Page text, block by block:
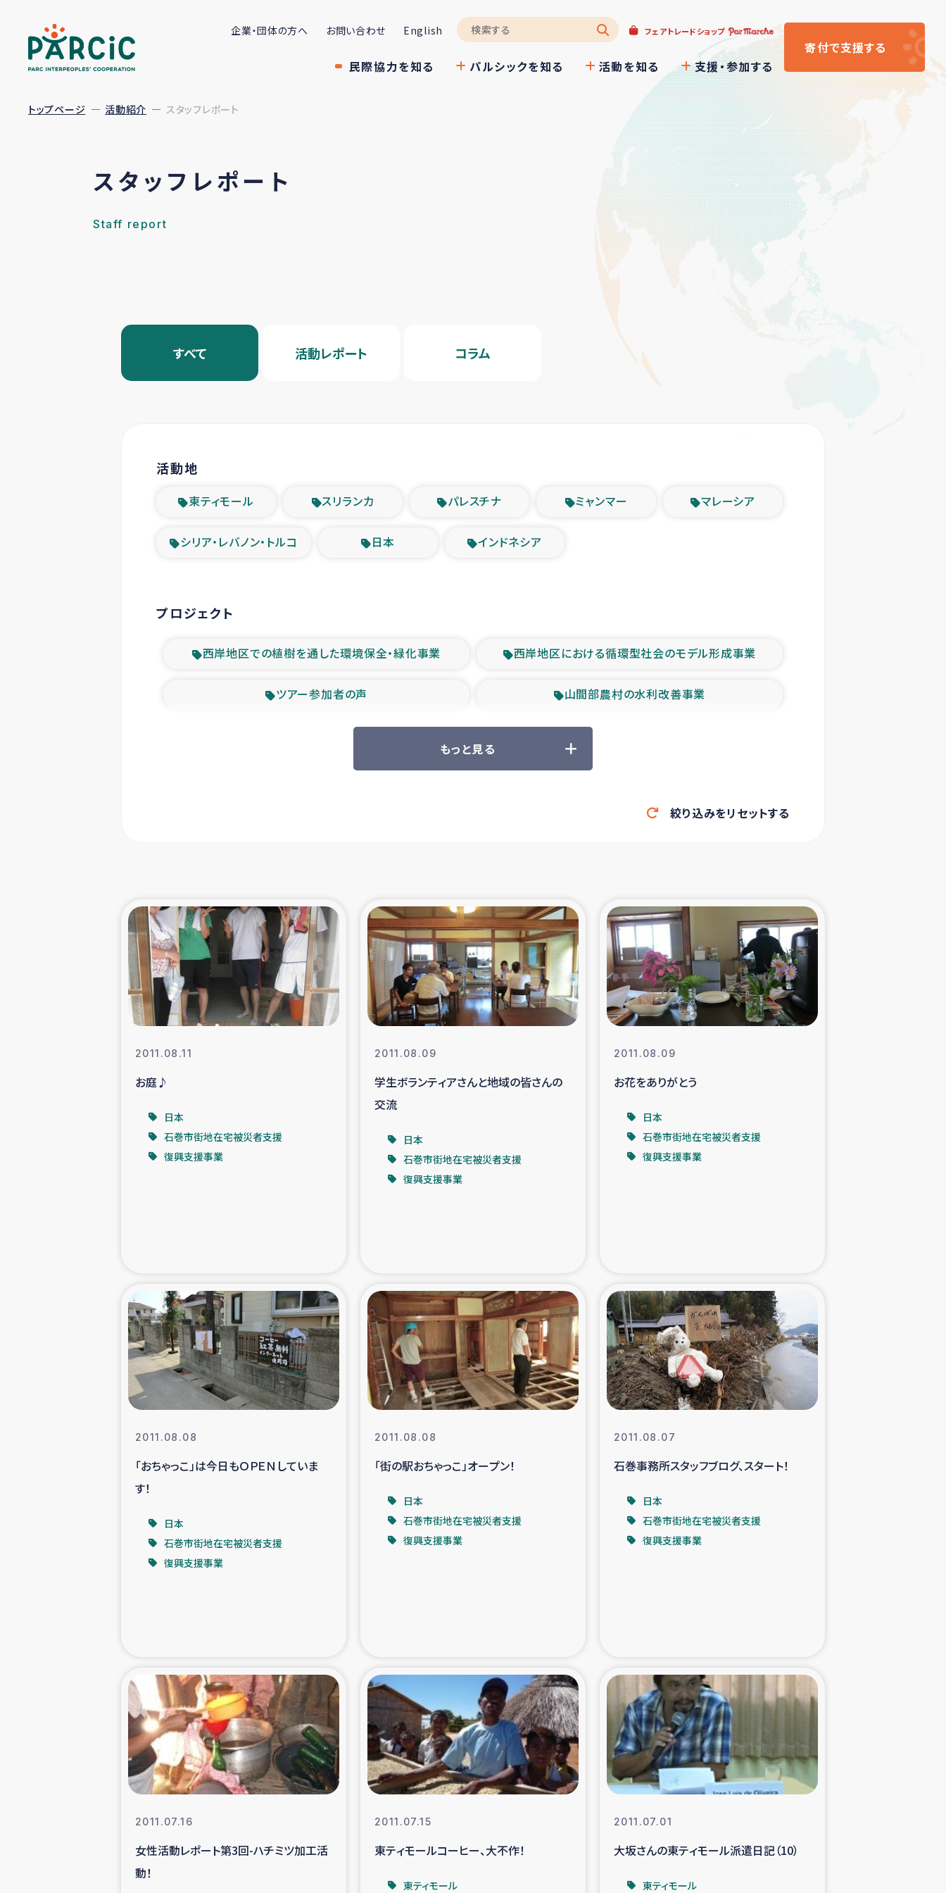
企業・団体の方へ お問い合わせ English フェアトレードショップ
民際協力を知る パルシックを知る 活動を知る 支援・参加する
寄付で支援する
トップページ 活動紹介 スタッフレポート
スタッフレポート
Staff report
すべて 活動レポート コラム
活動地
東ティモール スリランカ パレスチナ ミャンマー マレーシア
シリア・レバノン・トルコ 日本 インドネシア
プロジェクト
西岸地区での植樹を通した環境保全・緑化事業 西岸地区における循環型社会のモデル形成事業
ツアー参加者の声 山間部農村の水利改善事業
緊急救援の時代 森林保全型農業の支援事業
東ティモール豪雨緊急支援 大雨による洪水被災者支援
シリア国内避難民・帰還民の生活再建支援
スリランカ 緊急人道支援 スリランカ南部洪水被災者支援
スリランカの南北女性をつなぐサリー・リサイクル・プロジ
ェクト
復興支援事業
令和6年能登半島地震 緊急支援
ミャンマー緊急支援
タイ国境ミャンマー移民子ども支援 漁民によるマングローブ植林活動
海外ルーツの市民との共生 神原ゼミxパルシック
石巻市街地在宅被災者支援 復興応援隊の活動
仮設住宅生活支援・農業復興支援 漁業復興支援
インターン・ボランティア日誌 経済自立支援事業
ガザ地区における羊の畜産支援 ガザ地区での公園の緑化を通じた支援事業
ガザ地区における被災住民への緊急支援 ガザ地区酪農を通した女性グループの生計支援
トルコ・シリア地震被災者支援 デニヤヤ小規模紅茶農家支援
コーヒー生産者支援 アイナロ県マウベシ郡でのコーヒー畑改善事業
ベイルート大規模爆発被災者支援 女性の生計向上支援
アグロフォレストリー（カカオ）事業
もっと見る
絞り込みをリセットする
2011.08.11
お庭♪
日本
石巻市街地在宅被災者支援
復興支援事業
2011.08.09
学生ボランティアさんと地域の皆さんの
交流
日本
石巻市街地在宅被災者支援
復興支援事業
2011.08.09
お花をありがとう
日本
石巻市街地在宅被災者支援
復興支援事業
2011.08.08
「おちゃっこ」は今日もＯＰＥＮしていま
す！
日本
石巻市街地在宅被災者支援
復興支援事業
2011.08.08
「街の駅おちゃっこ」オープン！
日本
石巻市街地在宅被災者支援
復興支援事業
2011.08.07
石巻事務所スタッフブログ、スタート！
日本
石巻市街地在宅被災者支援
復興支援事業
2011.07.16
女性活動レポート第3回-ハチミツ加工活
動！
2011.07.15
東ティモールコーヒー、大不作！
東ティモール
2011.07.01
大坂さんの東ティモール派遣日記（10）
東ティモール